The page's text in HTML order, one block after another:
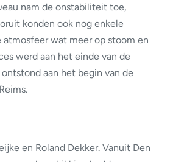
nam de onstabiliteit toe,
konden ook nog enkele
atmosfeer wat meer op stoom en
werd aan het einde van de
aan het begin van de
en Roland Dekker. Vanuit Den